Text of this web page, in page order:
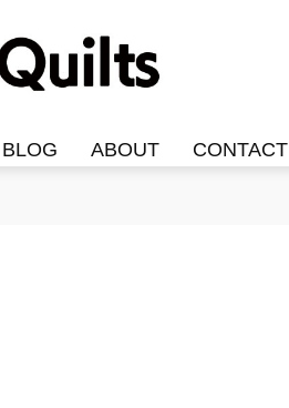
BLOG ABOUT CONTACT